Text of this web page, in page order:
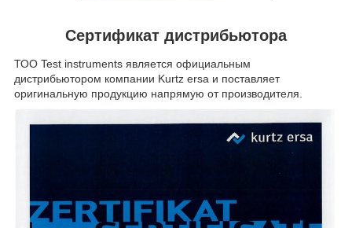
Сертификат дистрибьютора
ТОО Test instruments является официальным
дистрибьютором компании Kurtz ersa и поставляет
оригинальную продукцию напрямую от производителя.